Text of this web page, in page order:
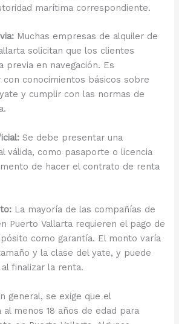
marítima correspondiente.
Muchas empresas de alquiler de
solicitan que los clientes
previa en navegación. Es
conocimientos básicos sobre
y cumplir con las normas de
Se debe presentar una
válida, como pasaporte o licencia
de hacer el contrato de renta
La mayoría de las compañías de
Puerto Vallarta requieren el pago de
como garantía. El monto varía
y la clase del yate, y puede
finalizar la renta.
general, se exige que el
menos 18 años de edad para